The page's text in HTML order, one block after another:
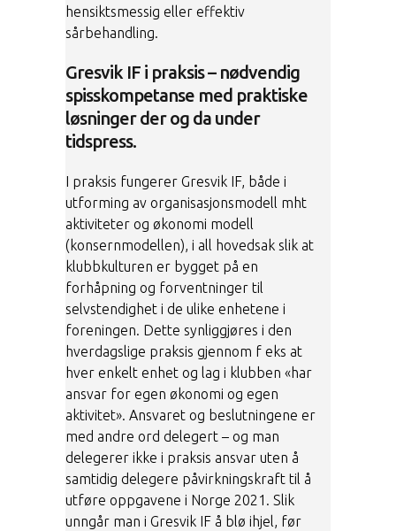
hensiktsmessig eller effektiv
sårbehandling.
Gresvik IF i praksis – nødvendig
spisskompetanse med praktiske
løsninger der og da under
tidspress.
I praksis fungerer Gresvik IF, både i
utforming av organisasjonsmodell mht
aktiviteter og økonomi modell
(konsernmodellen), i all hovedsak slik at
klubbkulturen er bygget på en
forhåpning og forventninger til
selvstendighet i de ulike enhetene i
foreningen. Dette synliggjøres i den
hverdagslige praksis gjennom f eks at
hver enkelt enhet og lag i klubben «har
ansvar for egen økonomi og egen
aktivitet». Ansvaret og beslutningene er
med andre ord delegert – og man
delegerer ikke i praksis ansvar uten å
samtidig delegere påvirkningskraft til å
utføre oppgavene i Norge 2021. Slik
unngår man i Gresvik IF å blø ihjel, før